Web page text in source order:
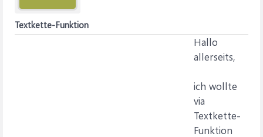
Textkette-Funktion
Hallo
allerseits,
ich wollte
via
Textkette-
Funktion